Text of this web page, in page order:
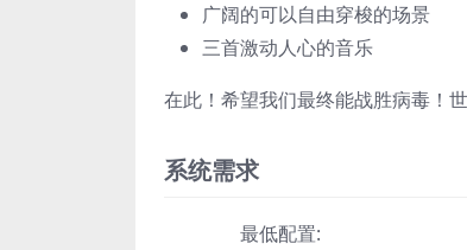
广阔的可以自由穿梭的场景
三首激动人心的音乐
在此！希望我们最终能战胜病毒！
系统需求
最低配置: